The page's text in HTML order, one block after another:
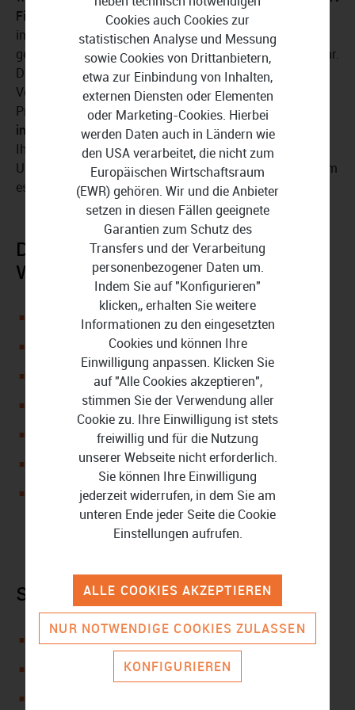
Filme in ISO-Dateienauf Ihrem PC und lässt Sie diese
immer wieder aufrufen. Greifen Sie jederzeit auf das
gewünschte Medium zu und suchen Sie keine Disks mehr.
Dank der Speicherung sind Ihre Filme gesichert und ein
Verlust oder eine Beschädigung der Disk stellt kein
Problem dar. Mit nurwenigen Klicks und dank der
intuitiven Bedienungerhalten Sie schnellen Zugriff über
Ihr Endgerät. Sie spielen Videos in 720p, 1080p oder 4K
UHD ab. Erstellen Sie GIFs aus Ihren Lieblingsszenen, um
es sich immer wieder anzuschauen.
DVDFab Player 6 Standard für
Windows - 2 Jahre im Überblick:
Spielt DVD und Blu-ray ab
Erstellt Mediatheken mit Filmplakaten
Teilt Filme automatisch in Kategorien ein
Arbeitet in 2 Wiedergabe-Modi
Speichert Medien in ISO-Dateien
Erstellt GIFs und lokale Mediatheken
Gibt Videos schnell und stabil wieder
Systemanforderungen
Betriebssystem: Microsoft Windows 10, 8.1, 8, 7, Vista
Prozessorarchitektur: 32 Bit & 64 Bit
Cookies auch Cookies zur
statistischen Analyse und Messung
sowie Cookies von Drittanbietern,
etwa zur Einbindung von Inhalten,
externen Diensten oder Elementen
oder Marketing-Cookies. Hierbei
werden Daten auch in Ländern wie
den USA verarbeitet, die nicht zum
Europäischen Wirtschaftsraum
(EWR) gehören. Wir und die Anbieter
setzen in diesen Fällen geeignete
Garantien zum Schutz des
Transfers und der Verarbeitung
personenbezogener Daten um.
Indem Sie auf "Konfigurieren"
klicken,, erhalten Sie weitere
Informationen zu den eingesetzten
Cookies und können Ihre
Einwilligung anpassen. Klicken Sie
auf "Alle Cookies akzeptieren",
stimmen Sie der Verwendung aller
Cookie zu. Ihre Einwilligung ist stets
freiwillig und für die Nutzung
unserer Webseite nicht erforderlich.
Sie können Ihre Einwilligung
jederzeit widerrufen, in dem Sie am
unteren Ende jeder Seite die Cookie
Einstellungen aufrufen.
NUR NOTWENDIGE COOKIES ZULASSEN
KONFIGURIEREN
ALLE COOKIES AKZEPTIEREN